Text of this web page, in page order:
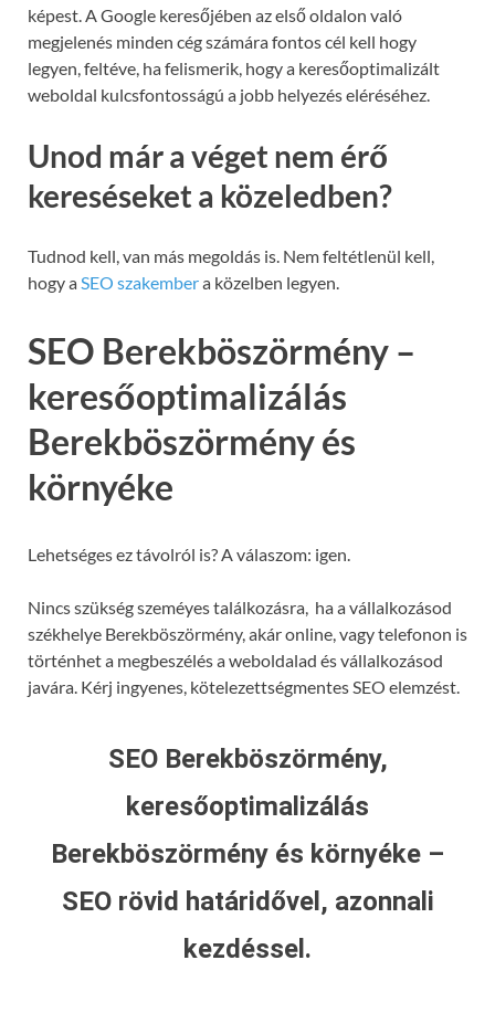
képest. A Google keresőjében az első oldalon való
megjelenés minden cég számára fontos cél kell hogy
legyen, feltéve, ha felismerik, hogy a keresőoptimalizált
weboldal kulcsfontosságú a jobb helyezés eléréséhez.
Unod már a véget nem érő
kereséseket a közeledben?
Tudnod kell, van más megoldás is. Nem feltétlenül kell,
hogy aSEO szakembera közelben legyen.
SEO Berekböszörmény –
keresőoptimalizálás
Berekböszörmény és
környéke
Lehetséges ez távolról is? A válaszom: igen.
Nincs szükség szeméyes találkozásra, ha a vállalkozásod
székhelye Berekböszörmény, akár online, vagy telefonon is
történhet a megbeszélés a weboldalad és vállalkozásod
javára. Kérj ingyenes, kötelezettségmentes SEO elemzést.
SEO Berekböszörmény,
keresőoptimalizálás
Berekböszörmény és környéke –
SEO rövid határidővel, azonnali
kezdéssel.